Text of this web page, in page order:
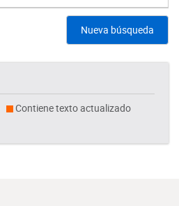
Nueva búsqueda
Contiene texto actualizado